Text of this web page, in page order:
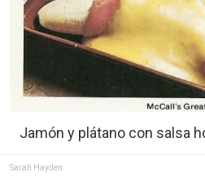
Jamón y plátano con salsa
Sarah Hayden